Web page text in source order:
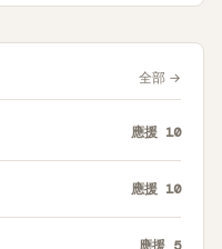
全部 →
應援 10
應援 10